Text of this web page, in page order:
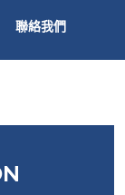
聯絡我們